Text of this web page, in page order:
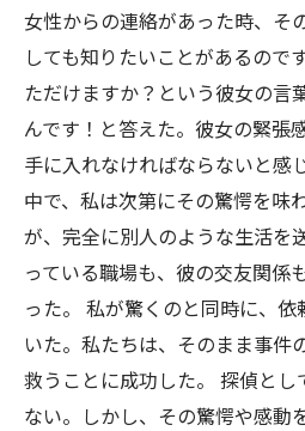
女性からの連絡があった時、そ
しても知りたいことがあるので
ただけますか？という彼女の言
んです！と答えた。彼女の緊張
手に入れなければならないと感
中で、私は次第にその驚愕を味
が、完全に別人のような生活を
っている職場も、彼の交友関係
った。 私が驚くのと同時に、
いた。私たちは、そのまま事件
救うことに成功した。 探偵と
ない。しかし、その驚愕や感動